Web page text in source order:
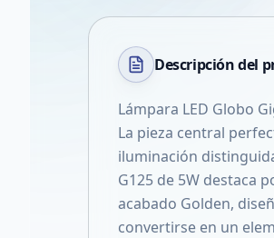
Descripción del
Lámpara LED Globo
La pieza central
iluminación
G125 de 5W destaca
acabado Golden,
convertirse en un